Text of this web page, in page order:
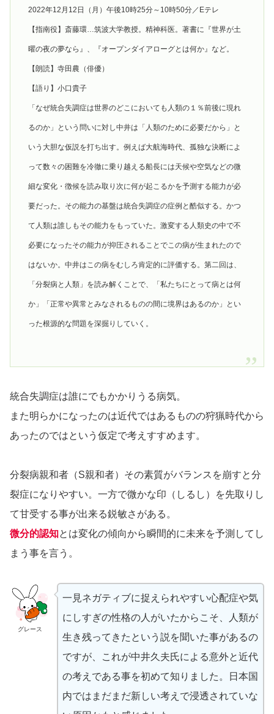
2022年12月12日（月）午後10時25分～10時50分／Eテレ
【指南役】斎藤環…筑波大学教授。精神科医。著書に『世界が土
曜の夜の夢なら』、『オープンダイアローグとは何か』など。
【朗読】寺田農（俳優）
【語り】小口貴子
「なぜ統合失調症は世界のどこにおいても人類の１％前後に現れ
るのか」という問いに対し中井は「人類のために必要だから」と
いう大胆な仮説を打ち出す。例えば大航海時代、孤独な決断によ
って数々の困難を冷徹に乗り越える船長には天候や空気などの微
細な変化・徴候を読み取り次に何が起こるかを予測する能力が必
要だった。その能力の基盤は統合失調症の症例と酷似する。かつ
て人類は誰しもその能力をもっていた。激変する人類史の中で不
必要になったその能力が抑圧されることでこの病が生まれたので
はないか。中井はこの病をむしろ肯定的に評価する。第二回は、
「分裂病と人類」を読み解くことで、「私たちにとって病とは何
か」「正常や異常とみなされるものの間に境界はあるのか」とい
った根源的な問題を深掘りしていく。
統合失調症は誰にでもかかりうる病気。
また明らかになったのは近代ではあるものの狩猟時代から
あったのではという仮定で考えすすめます。
分裂病親和者（S親和者）その素質がバランスを崩すと分
裂症になりやすい。一方で微かな印（しるし）を先取りし
て甘受する事が出来る鋭敏さがある。
微分的認知とは変化の傾向から瞬間的に未来を予測してし
まう事を言う。
グレース
一見ネガティブに捉えられやすい心配症や気
にしすぎの性格の人がいたからこそ、人類が
生き残ってきたという説を聞いた事があるの
ですが、これが中井久夫氏による意外と近代
の考えである事を初めて知りました。日本国
内ではまだまだ新しい考えで浸透されていな